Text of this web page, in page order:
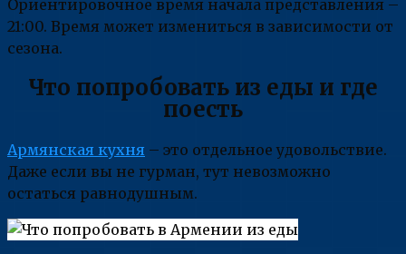
Ориентировочное время начала представления –
21:00. Время может измениться в зависимости от
сезона.
Что попробовать из еды и где
поесть
Армянская кухня – это отдельное удовольствие.
Даже если вы не гурман, тут невозможно
остаться равнодушным.